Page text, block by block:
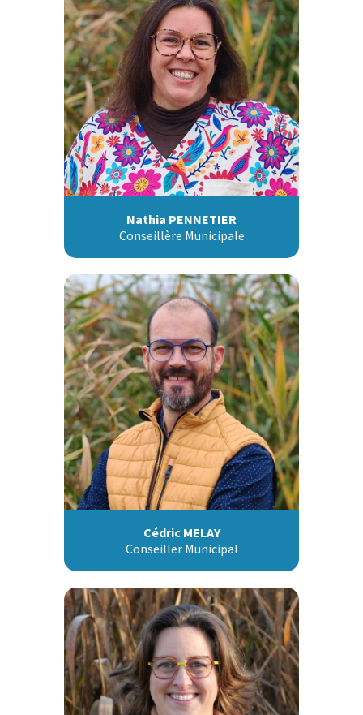
Nathia PENNETIER
Conseillère Municipale
Cédric MELAY
Conseiller Municipal